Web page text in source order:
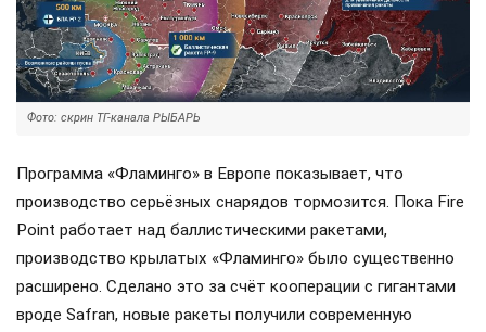
Фото: скрин ТГ-канала РЫБАРЬ
Программа «Фламинго» в Европе показывает, что
производство серьёзных снарядов тормозится. Пока Fire
Point работает над баллистическими ракетами,
производство крылатых «Фламинго» было существенно
расширено. Сделано это за счёт кооперации с гигантами
вроде Safran, новые ракеты получили современную